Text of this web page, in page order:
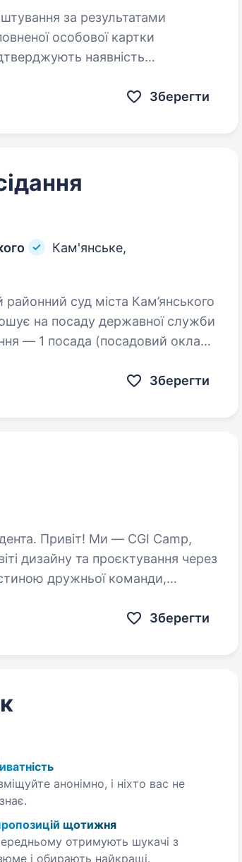
Зберегти
Кам'янське,
на посаду державної служби
— 1 посада (посадовий оклад
Зберегти
Camp,
дизайну та проєктування через
дружньої команди,
Зберегти
анонімно, і ніхто вас не
щотижня
отримують шукачі з
і обирають найкращі.